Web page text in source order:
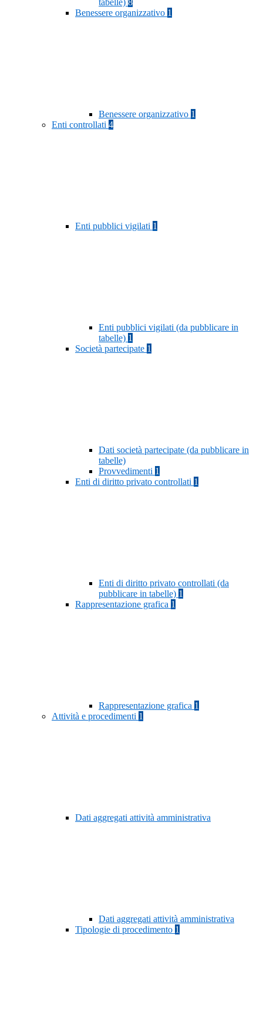
tabelle) 8
Benessere organizzativo 1
Benessere organizzativo 1
Enti controllati 4
Enti pubblici vigilati 1
Enti pubblici vigilati (da pubblicare in
tabelle) 1
Società partecipate 1
Dati società partecipate (da pubblicare in
tabelle)
Provvedimenti 1
Enti di diritto privato controllati 1
Enti di diritto privato controllati (da
pubblicare in tabelle) 1
Rappresentazione grafica 1
Rappresentazione grafica 1
Attività e procedimenti 1
Dati aggregati attività amministrativa
Dati aggregati attività amministrativa
Tipologie di procedimento 1